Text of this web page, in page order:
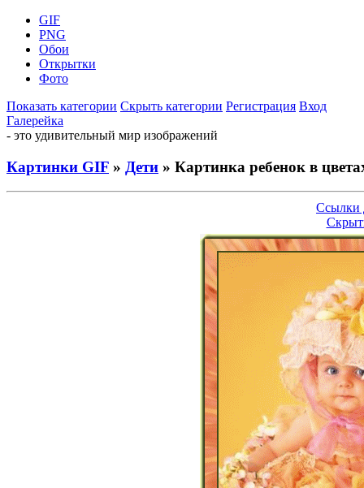
GIF
PNG
Обои
Открытки
Фото
Показать категории Скрыть категории Регистрация Вход
Галерейка
- это удивительный мир изображений
Картинки GIF » Дети » Картинка ребенок в
Ссылки